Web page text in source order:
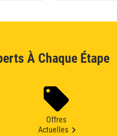
À Chaque Étape
Offres
Actuelles